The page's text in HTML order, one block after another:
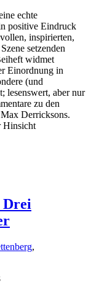
echte
positive Eindruck
inspirierten,
setzenden
widmet
Einordnung in
(und
lesenswert, aber nur
zu den
Derricksons.
Hinsicht
Drei
,